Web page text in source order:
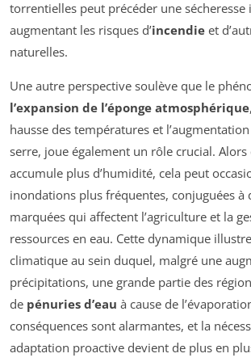
torrentielles peut précéder une sécheresse
augmentant les risques d’incendie et
naturelles.
Une autre perspective soulève que le
l’expansion de l’éponge atmosphérique
hausse des températures et
serre, joue également un rôle crucial. Alors
accumule plus d’humidité, cela peut
inondations plus fréquentes, conjuguées à
marquées qui affectent l’agriculture et la
ressources en eau. Cette dynamique
climatique au sein duquel, malgré une
précipitations, une grande partie des
de pénuries d’eau à cause de
conséquences sont alarmantes, et la
adaptation proactive devient de plus en